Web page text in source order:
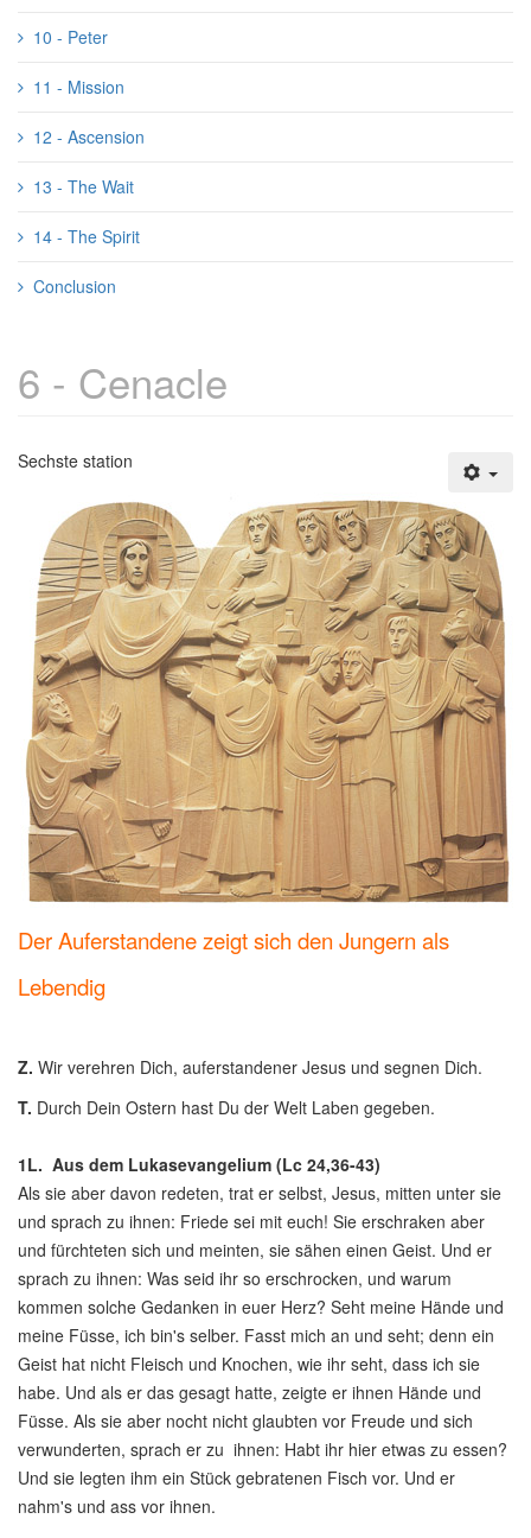
10 - Peter
11 - Mission
12 - Ascension
13 - The Wait
14 - The Spirit
Conclusion
6 - Cenacle
Sechste station
Der Auferstandene zeigt sich den Jungern als
Lebendig
Z. Wir verehren Dich, auferstandener Jesus und segnen Dich.
T. Durch Dein Ostern hast Du der Welt Laben gegeben.
1L. Aus dem Lukasevangelium (Lc 24,36-43)
Als sie aber davon redeten, trat er selbst, Jesus, mitten unter sie
und sprach zu ihnen: Friede sei mit euch! Sie erschraken aber
und fürchteten sich und meinten, sie sähen einen Geist. Und er
sprach zu ihnen: Was seid ihr so erschrocken, und warum
kommen solche Gedanken in euer Herz? Seht meine Hände und
meine Füsse, ich bin's selber. Fasst mich an und seht; denn ein
Geist hat nicht Fleisch und Knochen, wie ihr seht, dass ich sie
habe. Und als er das gesagt hatte, zeigte er ihnen Hände und
Füsse. Als sie aber nocht nicht glaubten vor Freude und sich
verwunderten, sprach er zu ihnen: Habt ihr hier etwas zu essen?
Und sie legten ihm ein Stück gebratenen Fisch vor. Und er
nahm's und ass vor ihnen.